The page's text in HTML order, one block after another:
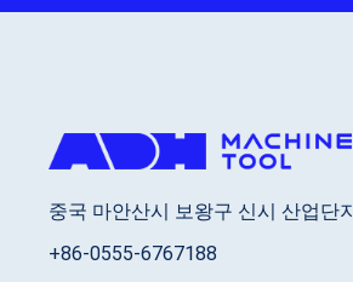
중국 마안산시 보왕구 신시 산업단지
+86-0555-6767188